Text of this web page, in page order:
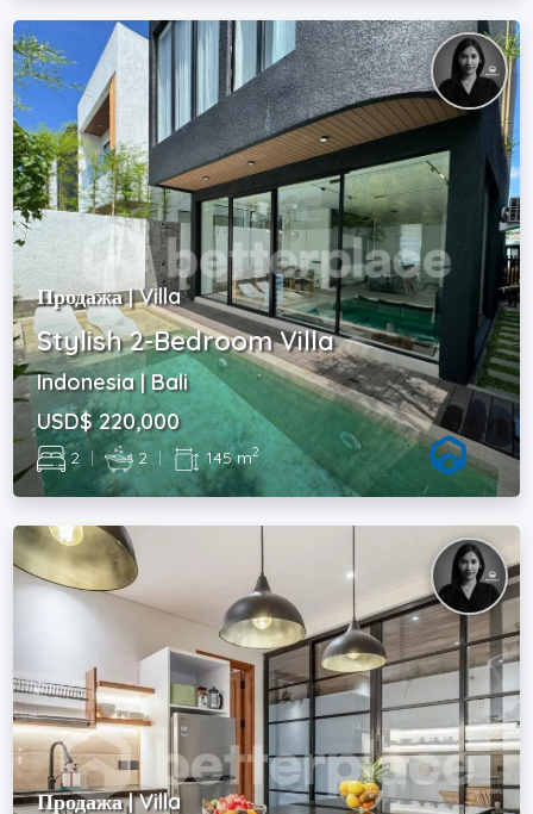
Продажа | Villa
Stylish 2-Bedroom Villa
Indonesia | Bali
USD$ 220,000
2 | 2 | 145 m2
Продажа | Villa